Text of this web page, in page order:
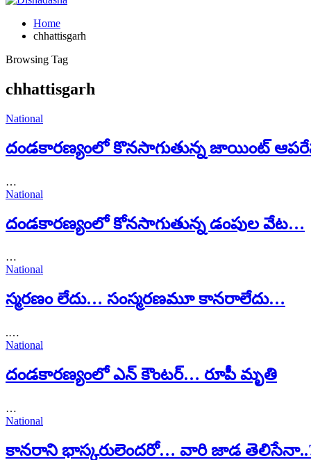
Home
chhattisgarh
Browsing Tag
chhattisgarh
National
దండకారణ్యంలో కొనసాగుతున్న జాయింట్
…
National
దండకారణ్యంలో కోనసాగుతున్న డంపుల వేట…
…
National
స్మరణం లేదు… సంస్మరణమూ కానరాలేదు…
.…
National
దండకారణ్యంలో ఎన్ కౌంటర్… రూపీ మృతి
…
National
కానరాని భాస్కరులెందరో… వారి జాడ